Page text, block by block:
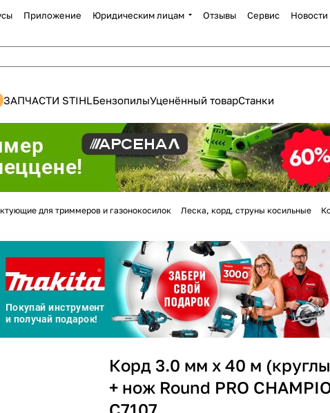
Приложение Юридическим лицам Отзывы Сервис Новости
ЗАПЧАСТИ STIHLБензопилыУценённый товарСтанки
для триммеров и газонокосилок Леска, корд, струны косильные
Корд 3.0 мм х 40 м
+ нож Round PRO
Для клиентов всех банков
на частибез переплат
График платежей